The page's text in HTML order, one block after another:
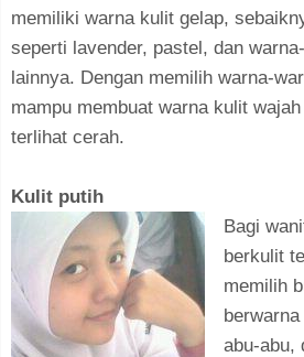
memiliki warna kulit gelap,
seperti lavender, pastel, dan
lainnya. Dengan memilih warna-
mampu membuat warna kulit
terlihat cerah.
Kulit putih
Bagi
berkulit
memilih
abu-abu,